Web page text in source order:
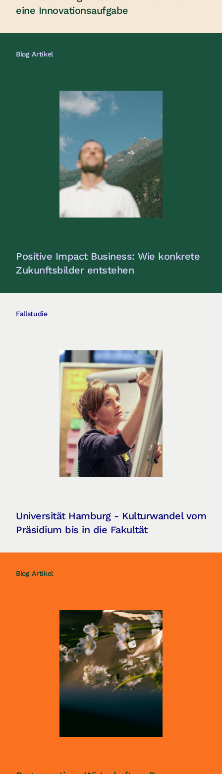
eine Innovationsaufgabe
Blog Artikel
Positive Impact Business: Wie konkrete
Zukunftsbilder entstehen
Fallstudie
Universität Hamburg - Kulturwandel vom
Präsidium bis in die Fakultät
Blog Artikel